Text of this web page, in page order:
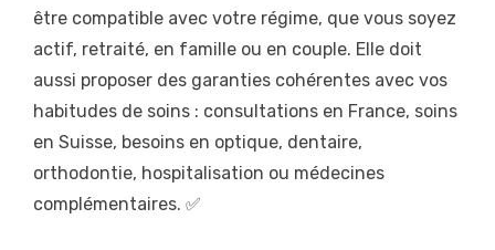
être compatible avec votre régime, que vous soyez
actif, retraité, en famille ou en couple. Elle doit
aussi proposer des garanties cohérentes avec vos
habitudes de soins : consultations en France, soins
en Suisse, besoins en optique, dentaire,
orthodontie, hospitalisation ou médecines
complémentaires. ✅